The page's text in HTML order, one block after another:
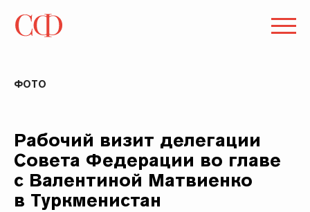
ФОТО
Рабочий визит делегации
Совета Федерации во главе
с Валентиной Матвиенко
в Туркменистан